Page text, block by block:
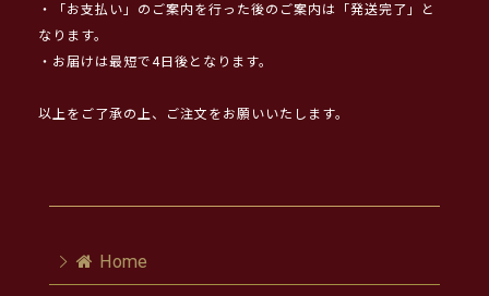
・「お支払い」のご案内を行った後のご案内は「発送完了」と
なります。
・お届けは最短で4日後となります。
以上をご了承の上、ご注文をお願いいたします。
Home